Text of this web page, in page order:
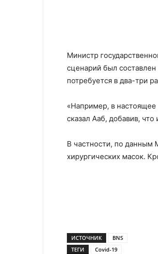
Министр
сценарий был
потребуется в два-три
«Например, в настоящее
сказал Ааб, добавив,
В частности, по данным
хирургических масок.
ИСТОЧНИК
BNS
ТЕГИ
Covid-19